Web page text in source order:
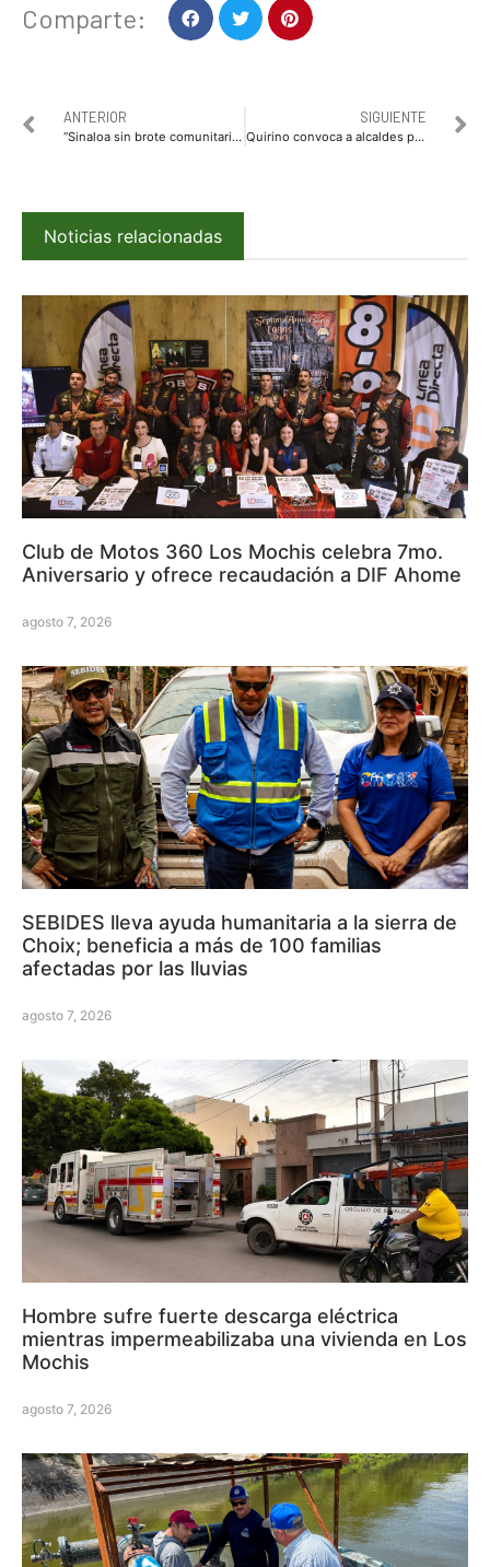
Comparte:
ANTERIOR
“Sinaloa sin brote comunitario, pero es vital que la población atienda medidas”: EFRÉN ENCINAS
SIGUIENTE
Quirino convoca a alcaldes para actuar en un solo frente ante Coronavirus
Noticias relacionadas
Club de Motos 360 Los Mochis celebra 7mo.
Aniversario y ofrece recaudación a DIF Ahome
agosto 7, 2026
SEBIDES lleva ayuda humanitaria a la sierra de
Choix; beneficia a más de 100 familias
afectadas por las lluvias
agosto 7, 2026
Hombre sufre fuerte descarga eléctrica
mientras impermeabilizaba una vivienda en Los
Mochis
agosto 7, 2026